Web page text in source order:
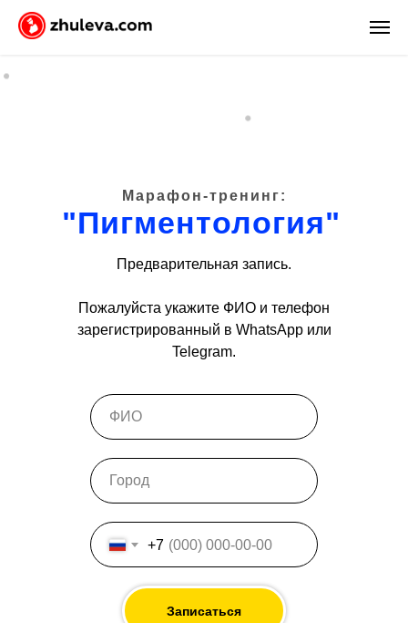
"Пигментология"
СКОРО
+7
Записаться
Марафон-тренинг:
Предварительная запись.
Пожалуйста укажите ФИО и телефон
зарегистрированный в WhatsApp или
Telegram.